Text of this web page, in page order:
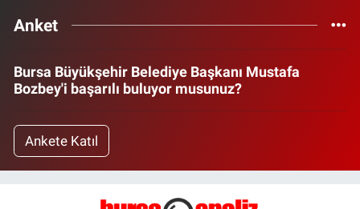
Anket
Bursa Büyükşehir Belediye Başkanı Mustafa
Bozbey'i başarılı buluyor musunuz?
Ankete Katıl